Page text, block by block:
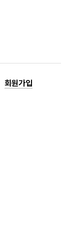
회원가입